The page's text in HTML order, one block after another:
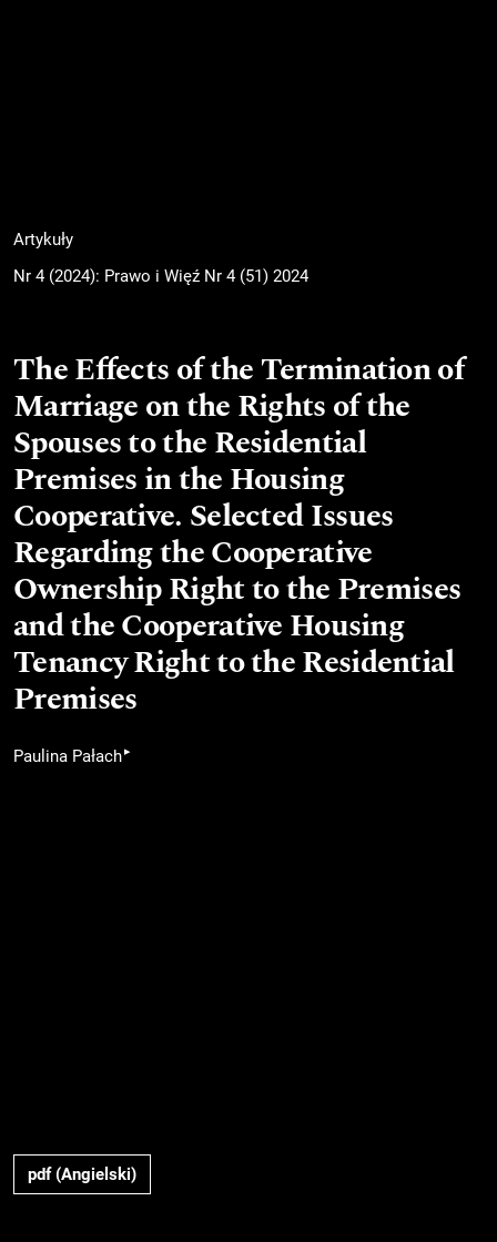
Artykuły
Nr 4 (2024): Prawo i Więź Nr 4 (51) 2024
The Effects of the Termination of
Marriage on the Rights of the
Spouses to the Residential
Premises in the Housing
Cooperative. Selected Issues
Regarding the Cooperative
Ownership Right to the Premises
and the Cooperative Housing
Tenancy Right to the Residential
Premises
Paulina Pałach▸
pdf (Angielski)